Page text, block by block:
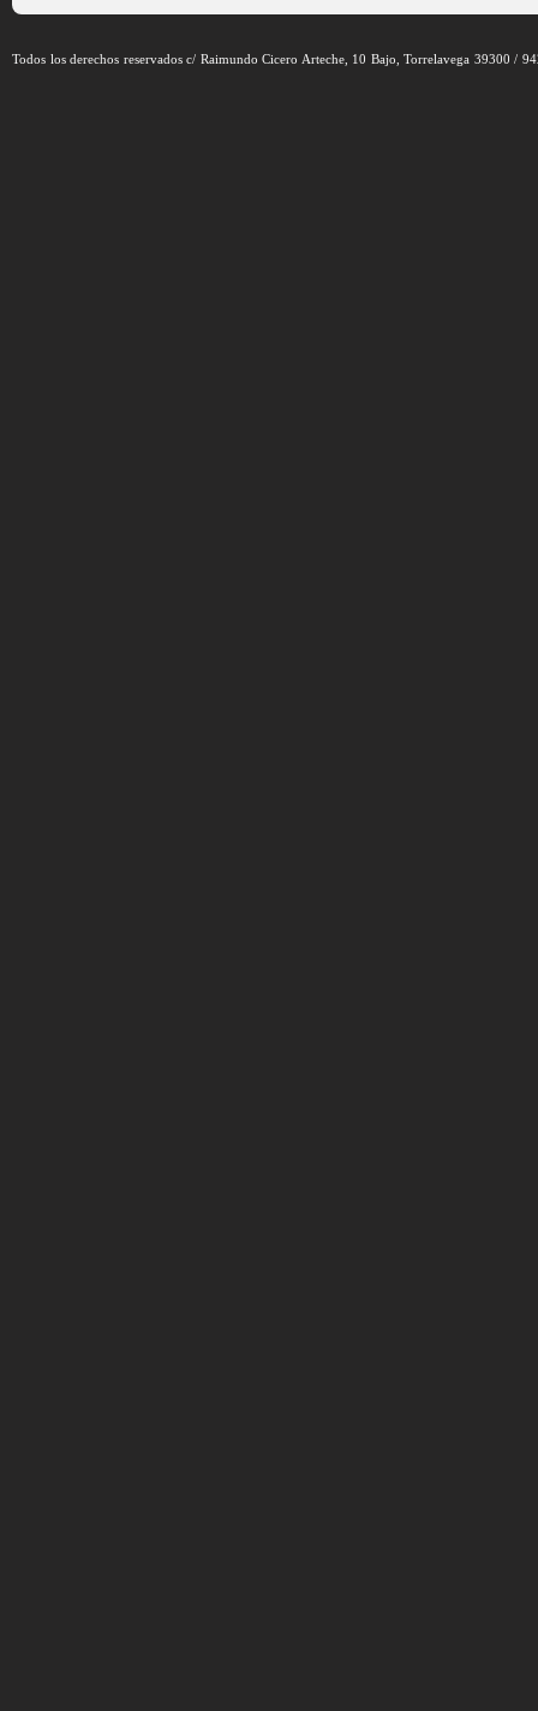
Todos los derechos reservados c/ Raimundo Cicero Arteche, 10 Bajo, Torrelavega 39300 /